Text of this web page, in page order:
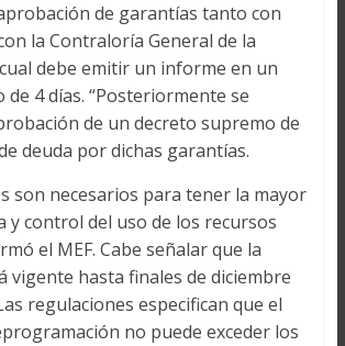
de garantías tanto con
la Contraloría General de la
debe emitir un informe en un
de 4 días. “Posteriormente se
de un decreto supremo de
deuda por dichas garantías.
son necesarios para tener la mayor
y control del uso de los recursos
el MEF. Cabe señalar que la
vigente hasta finales de diciembre
regulaciones especifican que el
no puede exceder los